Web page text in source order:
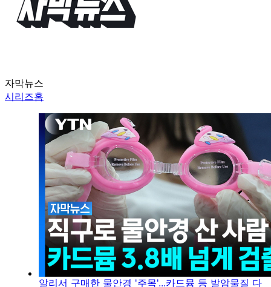
자막뉴스
시리즈홈
알리서 구매한 물안경 '주목'...카드뮴 등 발암물질 다